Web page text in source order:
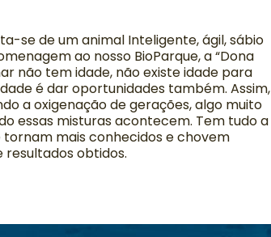
se de um animal Inteligente, ágil, sábio
ao nosso BioParque, a “Dona
não tem idade, não existe idade para
é dar oportunidades também. Assim,
a oxigenação de gerações, algo muito
essas misturas acontecem. Tem tudo a
tornam mais conhecidos e chovem
resultados obtidos.